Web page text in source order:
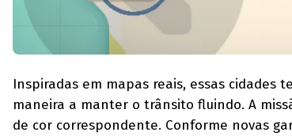
Inspiradas em mapas reais, essas cidades
maneira a manter o trânsito fluindo. A
de cor correspondente. Conforme novas